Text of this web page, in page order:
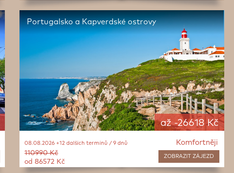
až -26618 Kč
Portugalsko a Kapverdské ostrovy
Komfortněji
ZOBRAZIT ZÁJEZD
08.08.2026 +12 dalších termínů / 9 dnů
110990 Kč
od 86572 Kč